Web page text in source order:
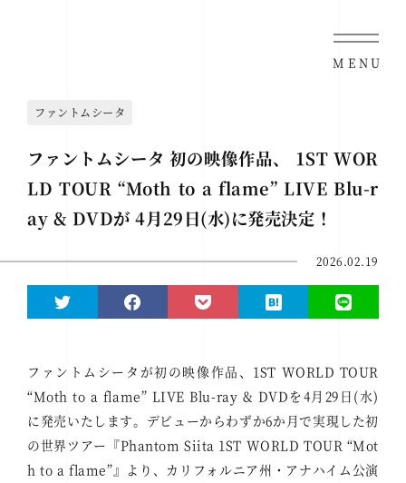
MENU
ファントムシータ
ファントムシータ 初の映像作品、 1ST WOR
LD TOUR “Moth to a flame” LIVE Blu-r
ay & DVDが 4月29日(水)に発売決定！
2026.02.19
ファントムシータが初の映像作品、1ST WORLD TOUR
“Moth to a flame” LIVE Blu-ray & DVDを4月29日(水)
に発売いたします。デビューからわずか6か月で実現した初
の世界ツアー『Phantom Siita 1ST WORLD TOUR “Mot
h to a flame”』より、カリフォルニア州・アナハイム公演